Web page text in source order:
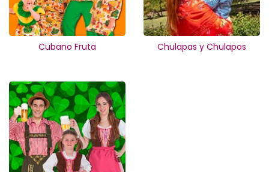
Cubano Fruta Chulapas y Chulapos